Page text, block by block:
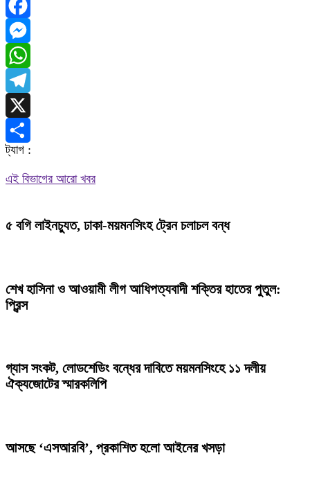
Facebook
Messenger
WhatsApp
Telegram
X
Share
ট্যাগ :
এই বিভাগের আরো খবর
৫ বগি লাইনচ্যুত, ঢাকা-ময়মনসিংহ ট্রেন চলাচল বন্ধ
শেখ হাসিনা ও আওয়ামী লীগ আধিপত্যবাদী শক্তির হাতের পুতুল:
প্রিন্স
গ্যাস সংকট, লোডশেডিং বন্ধের দাবিতে ময়মনসিংহে ১১ দলীয়
ঐক্যজোটের স্মারকলিপি
আসছে ‘এসআরবি’, প্রকাশিত হলো আইনের খসড়া